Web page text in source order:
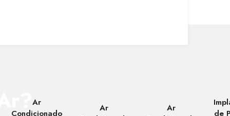
Ar
Condicionado
Ar
Ar
de